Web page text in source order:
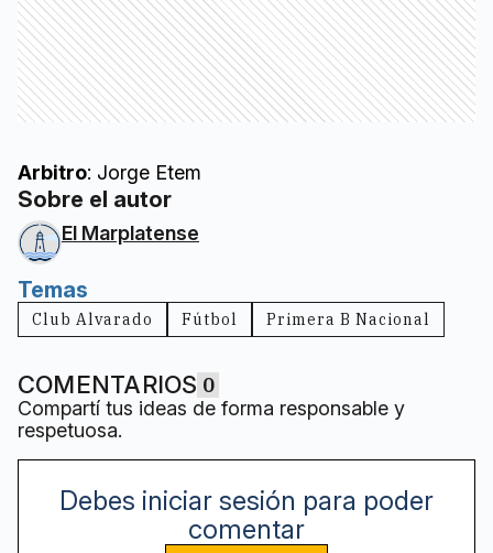
Arbitro: Jorge Etem
Sobre el autor
El Marplatense
Temas
Club Alvarado Fútbol Primera B Nacional
COMENTARIOS 0
Compartí tus ideas de forma responsable y
respetuosa.
Debes iniciar sesión para poder
comentar